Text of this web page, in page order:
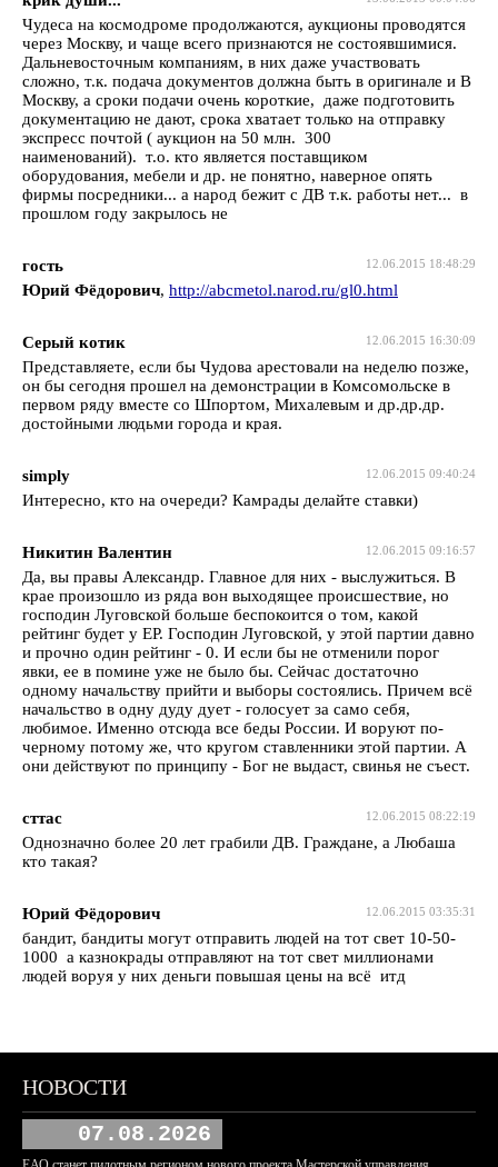
Чудеса на космодроме продолжаются, аукционы проводятся
через Москву, и чаще всего признаются не состоявшимися.
Дальневосточным компаниям, в них даже участвовать
сложно, т.к. подача документов должна быть в оригинале и В
Москву, а сроки подачи очень короткие, даже подготовить
документацию не дают, срока хватает только на отправку
экспресс почтой ( аукцион на 50 млн. 300
наименований). т.о. кто является поставщиком
оборудования, мебели и др. не понятно, наверное опять
фирмы посредники... а народ бежит с ДВ т.к. работы нет... в
прошлом году закрылось не
12.06.2015 18:48:29
гость
Юрий Фёдорович, http://abcmetol.narod.ru/gl0.html
12.06.2015 16:30:09
Серый котик
Представляете, если бы Чудова арестовали на неделю позже,
он бы сегодня прошел на демонстрации в Комсомольске в
первом ряду вместе со Шпортом, Михалевым и др.др.др.
достойными людьми города и края.
12.06.2015 09:40:24
simply
Интересно, кто на очереди? Камрады делайте ставки)
12.06.2015 09:16:57
Никитин Валентин
Да, вы правы Александр. Главное для них - выслужиться. В
крае произошло из ряда вон выходящее происшествие, но
господин Луговской больше беспокоится о том, какой
рейтинг будет у ЕР. Господин Луговской, у этой партии давно
и прочно один рейтинг - 0. И если бы не отменили порог
явки, ее в помине уже не было бы. Сейчас достаточно
одному начальству прийти и выборы состоялись. Причем всё
начальство в одну дуду дует - голосует за само себя,
любимое. Именно отсюда все беды России. И воруют по-
черному потому же, что кругом ставленники этой партии. А
они действуют по принципу - Бог не выдаст, свинья не съест.
12.06.2015 08:22:19
сттас
Однозначно более 20 лет грабили ДВ. Граждане, а Любаша
кто такая?
12.06.2015 03:35:31
Юрий Фёдорович
бандит, бандиты могут отправить людей на тот свет 10-50-
1000 а казнокрады отправляют на тот свет миллионами
людей воруя у них деньги повышая цены на всё итд
НОВОСТИ
07.08.2026